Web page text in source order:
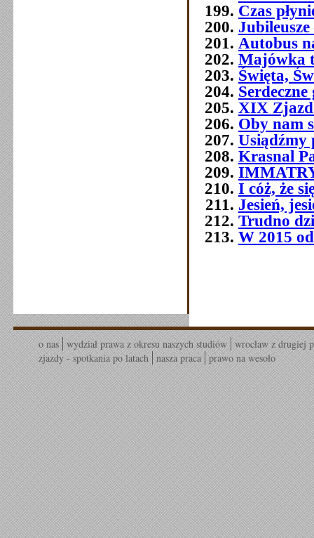
Czas
Autobus
Majówka
Święta,
XIX
Oby nam
Usiądźmy
Krasnal
I cóż, że
Jesień,
Trudno
W 2015
o nas wydział prawa z okresu naszych studiów wrocław z drugiej
zjazdy - spotkania po latach nasza praca prawo na wesoło